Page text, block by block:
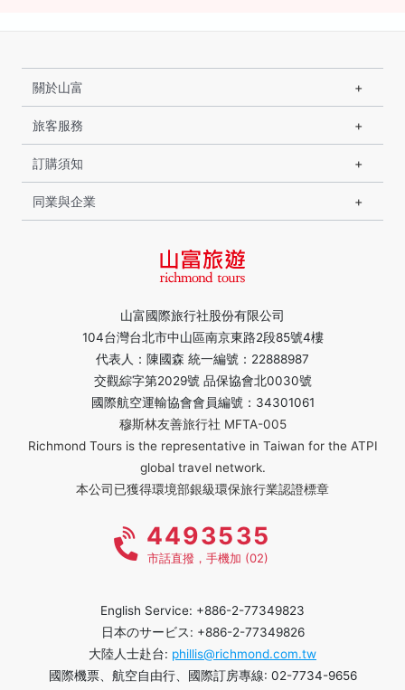
山富國際旅行社股份有限公司
104台灣台北市中山區南京東路2段85號4樓
代表人：陳國森 統一編號：22888987
交觀綜字第2029號 品保協會北0030號
國際航空運輸協會會員編號：34301061
穆斯林友善旅行社 MFTA-005
Richmond Tours is the representative in Taiwan for the ATPI
global travel network.
本公司已獲得環境部銀級環保旅行業認證標章
關於山富
旅客服務
訂購須知
同業與企業
4493535
市話直撥，手機加 (02)
English Service: +886-2-77349823
日本のサービス: +886-2-77349826
大陸人士赴台: phillis@richmond.com.tw
國際機票、航空自由行、國際訂房專線: 02-7734-9656